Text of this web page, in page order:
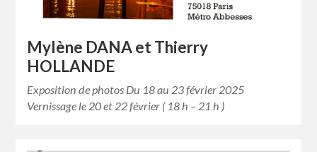
Mylène DANA et Thierry
HOLLANDE
Exposition de photos Du 18 au 23 février 2025
Vernissage le 20 et 22 février ( 18 h – 21 h )